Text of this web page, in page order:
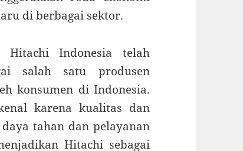
di berbagai sektor.
Hitachi Indonesia telah
salah satu produsen
konsumen di Indonesia.
karena kualitas dan
tahan dan pelayanan
Hitachi sebagai